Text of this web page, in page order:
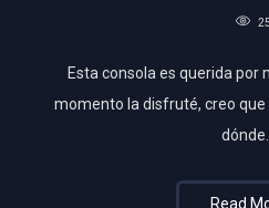
Esta consola es querida por
momento la disfruté, creo
dónde…
Read